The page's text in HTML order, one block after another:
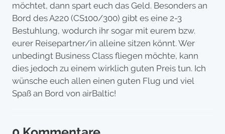
möchtet, dann spart euch das Geld. Besonders an
Bord des A220 (CS100/300) gibt es eine 2-3
Bestuhlung, wodurch ihr sogar mit eurem bzw.
eurer Reisepartner/in alleine sitzen könnt. Wer
unbedingt Business Class fliegen möchte, kann
dies jedoch zu einem wirklich guten Preis tun. Ich
wünsche euch allen einen guten Flug und viel
Spaß an Bord von airBaltic!